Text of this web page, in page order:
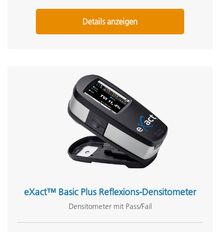
Details anzeigen
eXact™ Basic Plus Reflexions-Densitometer
Densitometer mit Pass/Fail